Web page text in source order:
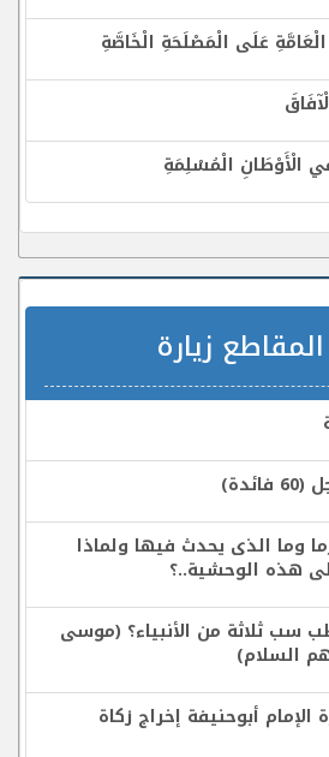
عَلَى الْمَصْلَحَةِ الْخَاصَّةِ
الْأَوْطَانِ الْمُسْلِمَةِ
زيارة
وما الذى يحدث فيها ولماذا
هذه الوحشية..؟
سب ثلاثة من الأنبياء؟ (موسى
السلام)
أبوحنيفة إخراج زكاة